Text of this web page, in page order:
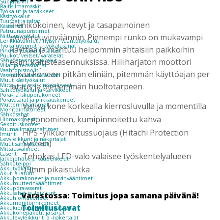
Suojavisiirit
Raitisilmamaskit
Työkalut ja tarvikkeet
Käsityökalut
Tuurnat ja taltat
Käsisahat
Patruunapuristimet
Niittaustyökalut
Lenkkiavaimet / hylsyt / vääntötyökalut
Työkaluvaunut ja työkalusarjat
Pihdit / leikkurit / sakset
Puukot, veitset, varaterät
Sähköasennustyökalut
Viilat ja teräsharjat
Vaahtopistoolit
Vasarat ja vääntöraudat
Muut käsityökalut
Mittaus- ja merkintävälineet
Sähkötyökalut ja -tarvikkeet
Pora- ja iskuporakoneet
Poravasarat ja piikkauskoneet
Mutterinvääntimet
Monitoimikoneet
Sähkösahat
Hiomakoneet
Sekoituskoneet
Kuumailmapuhaltimet
Imurit
Levyleikkurit ja nakertajat
Muut sähkökoneet
Mittausvälineet
Laserit
Jatkojohdot ja kaapelikelat
Sähköteippi
Akkutyökalut
Akut ja laturit
Akkuporakoneet ja ruuvinvääntimet
Akkumutterinvääntimet
Akkuporavasarat
Akkusahat ja -leikkurit
Akkuhiomakoneet
Akkumonitoimikoneet
Akkukierretangonkatkaisijat
Akkukonepaketit ja sarjat
Akkulevyleikkurit ja -nakertajat
Pienikokoinen, kevyt ja tasapainoinen
pora/ruuvinväännin. Pienempi runko on mukavampi
käyttää ja mahtuu helpommin ahtaisiin paikkoihin
esim. kalusteasennuksissa. Hiiliharjaton moottori
takaa koneen pitkän eliniän, pitemmän käyttöajan per
lataus ja pienemmän huoltotarpeen.
Vahva kone korkealla kierrosluvulla ja momentilla
Ergonominen, kumipinnoitettu kahva
HPS -ylikuormitussuojaus (Hitachi Protection
System)
Tehokas LED-valo valaisee työskentelyalueen
13mm pikaistukka
Varastossa: Toimitus jopa samana päivänä!
Toimitustavat